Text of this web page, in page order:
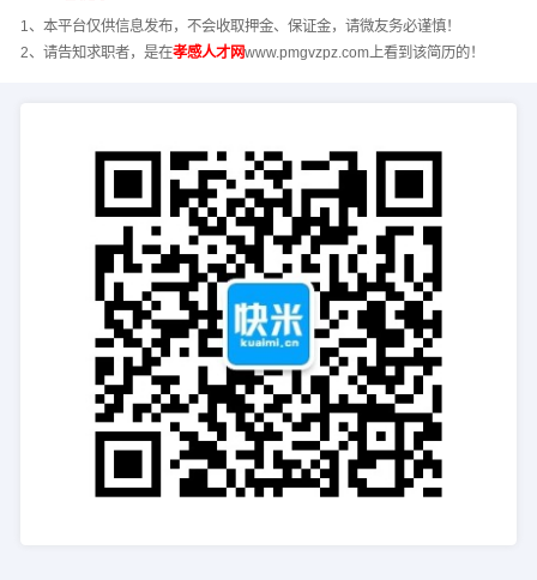
1、本平台仅供信息发布，不会收取押金、保证金，请微友务必谨慎！
2、请告知求职者，是在孝感人才网www.pmgvzpz.com上看到该简历的！